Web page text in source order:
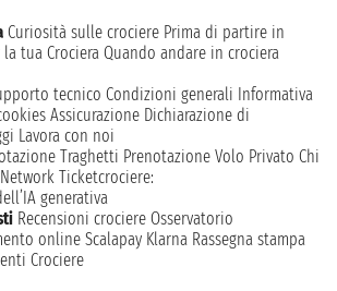
Curiosità sulle crociere Prima di partire in
tua Crociera Quando andare in crociera
tecnico Condizioni generali Informativa
Assicurazione Dichiarazione di
Lavora con noi
Traghetti Prenotazione Volo Privato Chi
Network Ticketcrociere:
generativa
Recensioni crociere Osservatorio
online Scalapay Klarna Rassegna stampa
Crociere